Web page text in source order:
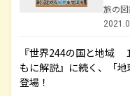
旅の
『世界244の国と地域
もに解説』に続く、「
登場！